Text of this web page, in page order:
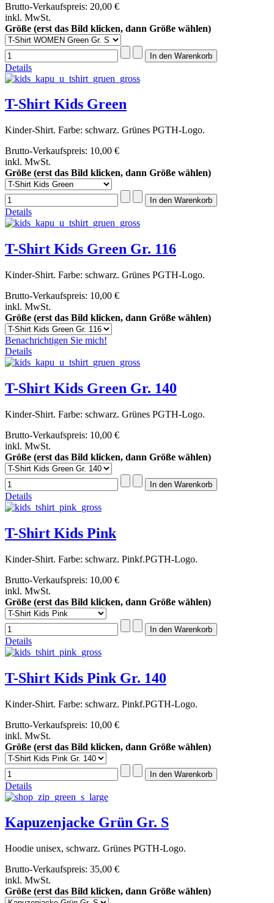
Brutto-Verkaufspreis: 20,00 €
inkl. MwSt.
Größe (erst das Bild klicken, dann Größe wählen)
Details
T-Shirt Kids Green
Kinder-Shirt. Farbe: schwarz. Grünes PGTH-Logo.
Brutto-Verkaufspreis: 10,00 €
inkl. MwSt.
Größe (erst das Bild klicken, dann Größe wählen)
Details
T-Shirt Kids Green Gr. 116
Kinder-Shirt. Farbe: schwarz. Grünes PGTH-Logo.
Brutto-Verkaufspreis: 10,00 €
inkl. MwSt.
Größe (erst das Bild klicken, dann Größe wählen)
Benachrichtigen Sie mich!
Details
T-Shirt Kids Green Gr. 140
Kinder-Shirt. Farbe: schwarz. Grünes PGTH-Logo.
Brutto-Verkaufspreis: 10,00 €
inkl. MwSt.
Größe (erst das Bild klicken, dann Größe wählen)
Details
T-Shirt Kids Pink
Kinder-Shirt. Farbe: schwarz. Pinkf.PGTH-Logo.
Brutto-Verkaufspreis: 10,00 €
inkl. MwSt.
Größe (erst das Bild klicken, dann Größe wählen)
Details
T-Shirt Kids Pink Gr. 140
Kinder-Shirt. Farbe: schwarz. Pinkf.PGTH-Logo.
Brutto-Verkaufspreis: 10,00 €
inkl. MwSt.
Größe (erst das Bild klicken, dann Größe wählen)
Details
Kapuzenjacke Grün Gr. S
Hoodie unisex, schwarz. Grünes PGTH-Logo.
Brutto-Verkaufspreis: 35,00 €
inkl. MwSt.
Größe (erst das Bild klicken, dann Größe wählen)